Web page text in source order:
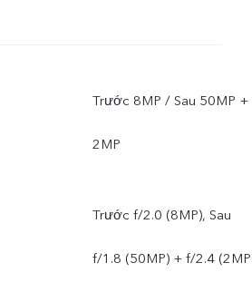
Trước 8MP / Sau 50MP +
2MP
Trước f/2.0 (8MP), Sau
f/1.8 (50MP) + f/2.4